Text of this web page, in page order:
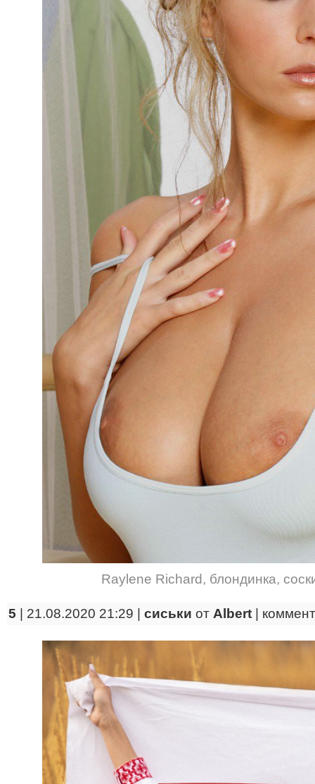
Raylene Richard, блондинка,
5 | 21.08.2020 21:29 | сиськи от Albert